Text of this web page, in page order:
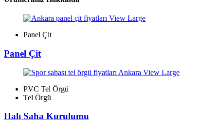
View Large
Panel Çit
Panel Çit
View Large
PVC Tel Örgü
Tel Örgü
Halı Saha Kurulumu